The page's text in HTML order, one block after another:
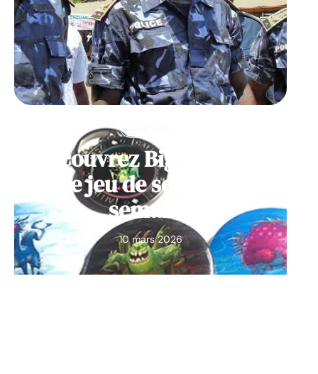
Découvrez Big Monster,
notre jeu de société de la
semaine
10 mars 2026